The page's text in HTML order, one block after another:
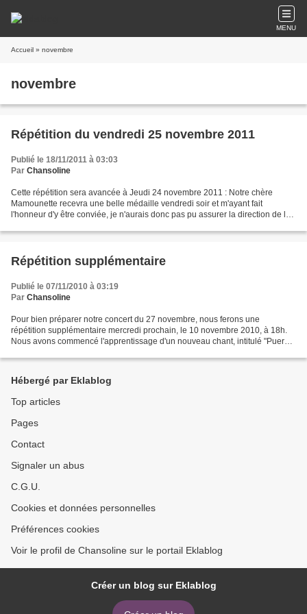
MENU
Accueil » novembre
novembre
Répétition du vendredi 25 novembre 2011
Publié le 18/11/2011 à 03:03
Par Chansoline
Cette répétition sera avancée à Jeudi 24 novembre 2011 : Notre chère
Mamounette recevra une belle médaille vendredi soir et m'ayant fait
l'honneur d'y être conviée, je n'aurais donc pas pu assurer la direction de la
Répétition supplémentaire
Publié le 07/11/2010 à 03:19
Par Chansoline
Pour bien préparer notre concert du 27 novembre, nous ferons une
répétition supplémentaire mercredi prochain, le 10 novembre 2010, à 18h.
Nous avons commencé l'apprentissage d'un nouveau chant, intitulé "Puer
Hébergé par Eklablog
Top articles
Pages
Contact
Signaler un abus
C.G.U.
Cookies et données personnelles
Préférences cookies
Voir le profil de Chansoline sur le portail Eklablog
Créer un blog sur Eklablog